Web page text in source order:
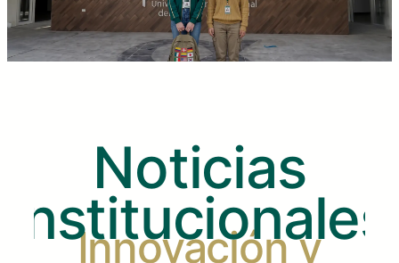
Innovación y
Noticias
Institucionales